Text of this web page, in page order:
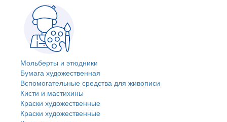
Мольберты и этюдники
Бумага художественная
Вспомогательные средства для живописи
Кисти и мастихины
Краски художественные
Краски художественные